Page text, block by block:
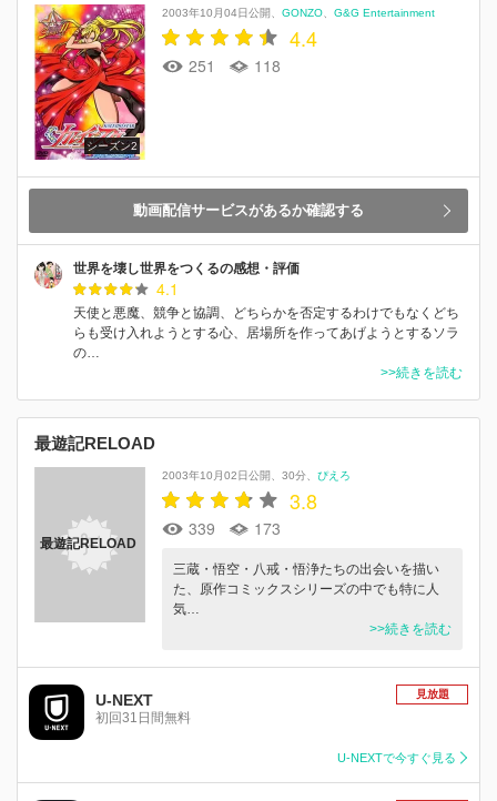
シーズン2
2003年10月04日公開 GONZO G&G Entertainment
4.4
251 118
動画配信サービスがあるか確認する
世界を壊し世界をつくるの感想・評価
4.1
天使と悪魔、競争と協調、どちらかを否定するわけでもなくどち
らも受け入れようとする心、居場所を作ってあげようとするソラ
の…
>>続きを読む
最遊記RELOAD
最遊記RELOAD
2003年10月02日公開 30分 ぴえろ
3.8
339 173
三蔵・悟空・八戒・悟浄たちの出会いを描い
た、原作コミックスシリーズの中でも特に人
気…
>>続きを読む
U-NEXT
初回31日間無料
見放題
U-NEXTで今すぐ見る